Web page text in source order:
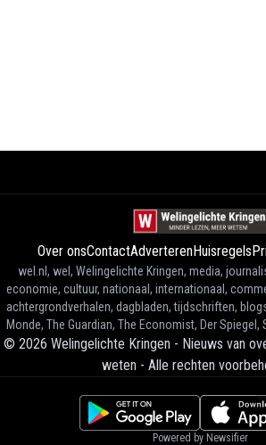
Over onsContactAdverterenHuisregels
wel.nl, wel, Welingelichte Kringen, media,
economie, cultuur, nationaal, internationaal,
achtergrondverhalen, dagbladen, tijdschriften,
Monde, The Guardian, The Economist, Der
© 2026 Welingelichte Kringen - Nieuws van
weten - Alle rechten
Powered by Newsifier